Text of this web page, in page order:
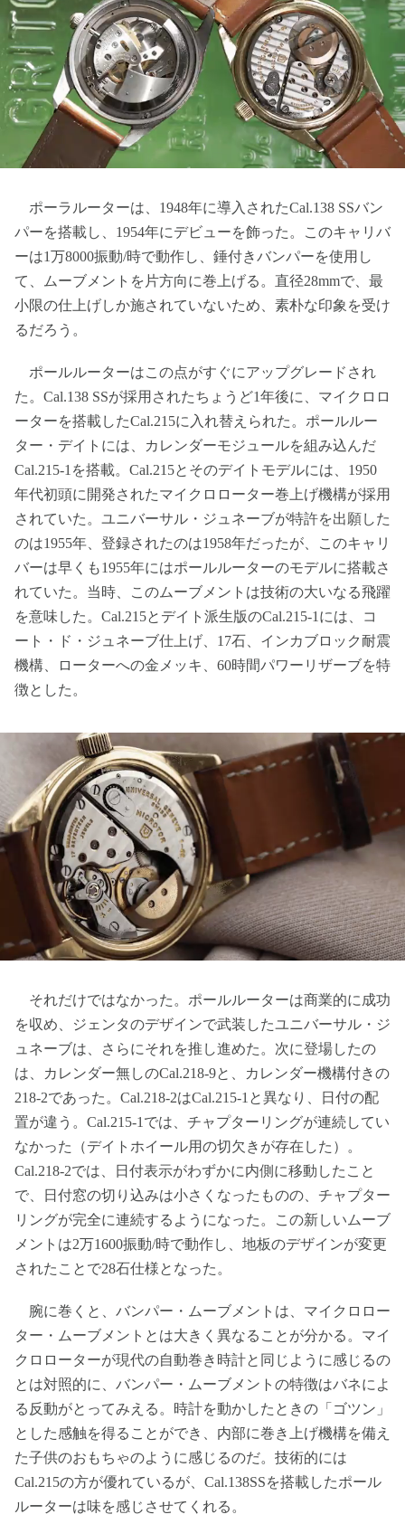
ポーラルーターは、1948年に導入されたCal.138 SSバン
パーを搭載し、1954年にデビューを飾った。このキャリバ
ーは1万8000振動/時で動作し、錘付きバンパーを使用し
て、ムーブメントを片方向に巻上げる。直径28mmで、最
小限の仕上げしか施されていないため、素朴な印象を受け
るだろう。
ポールルーターはこの点がすぐにアップグレードされ
た。Cal.138 SSが採用されたちょうど1年後に、マイクロロ
ーターを搭載したCal.215に入れ替えられた。ポールルー
ター・デイトには、カレンダーモジュールを組み込んだ
Cal.215-1を搭載。Cal.215とそのデイトモデルには、1950
年代初頭に開発されたマイクロローター巻上げ機構が採用
されていた。ユニバーサル・ジュネーブが特許を出願した
のは1955年、登録されたのは1958年だったが、このキャリ
バーは早くも1955年にはポールルーターのモデルに搭載さ
れていた。当時、このムーブメントは技術の大いなる飛躍
を意味した。Cal.215とデイト派生版のCal.215-1には、コ
ート・ド・ジュネーブ仕上げ、17石、インカブロック耐震
機構、ローターへの金メッキ、60時間パワーリザーブを特
徴とした。
それだけではなかった。ポールルーターは商業的に成功
を収め、ジェンタのデザインで武装したユニバーサル・ジ
ュネーブは、さらにそれを推し進めた。次に登場したの
は、カレンダー無しのCal.218-9と、カレンダー機構付きの
218-2であった。Cal.218-2はCal.215-1と異なり、日付の配
置が違う。Cal.215-1では、チャプターリングが連続してい
なかった（デイトホイール用の切欠きが存在した）。
Cal.218-2では、日付表示がわずかに内側に移動したこと
で、日付窓の切り込みは小さくなったものの、チャプター
リングが完全に連続するようになった。この新しいムーブ
メントは2万1600振動/時で動作し、地板のデザインが変更
されたことで28石仕様となった。
腕に巻くと、バンパー・ムーブメントは、マイクロロー
ター・ムーブメントとは大きく異なることが分かる。マイ
クロローターが現代の自動巻き時計と同じように感じるの
とは対照的に、バンパー・ムーブメントの特徴はバネによ
る反動がとってみえる。時計を動かしたときの「ゴツン」
とした感触を得ることができ、内部に巻き上げ機構を備え
た子供のおもちゃのように感じるのだ。技術的には
Cal.215の方が優れているが、Cal.138SSを搭載したポール
ルーターは味を感じさせてくれる。